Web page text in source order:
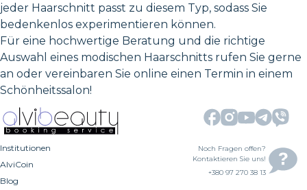
jeder Haarschnitt passt zu diesem Typ, sodass Sie
bedenkenlos experimentieren können.
Für eine hochwertige Beratung und die richtige
Auswahl eines modischen Haarschnitts rufen Sie gerne
an oder vereinbaren Sie online einen Termin in einem
Schönheitssalon!
Institutionen
AlviCoin
Blog
Noch Fragen offen?
Kontaktieren Sie uns!
+380 97 270 38 13